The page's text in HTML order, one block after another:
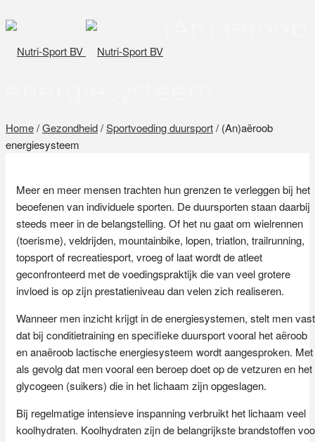
Home/Gezondheid/Sportvoeding duursport/ (An)aëroob
energiesysteem
Meer en meer mensen trachten hun grenzen te verleggen bij het
beoefenen van individuele sporten. De duursporten staan daarbij
steeds meer in de belangstelling. Of het nu gaat om wielrennen
(toerisme), veldrijden, mountainbike, lopen, triatlon, trailrunning,
topsport of recreatiesport, vroeg of laat wordt de atleet
geconfronteerd met de voedingspraktijk die van veel grotere
invloed is op zijn prestatieniveau dan velen zich realiseren.
Wanneer men inzicht krijgt in de energiesystemen, stelt men vast
dat bij conditietraining en specifieke duursport vooral het aëroob
en anaëroob lactische energiesysteem wordt aangesproken. Met
als gevolg dat men vooral een beroep doet op de vetzuren en het
glycogeen (suikers) die in het lichaam zijn opgeslagen.
Bij regelmatige intensieve inspanning verbruikt het lichaam veel
koolhydraten. Koolhydraten zijn de belangrijkste brandstoffen